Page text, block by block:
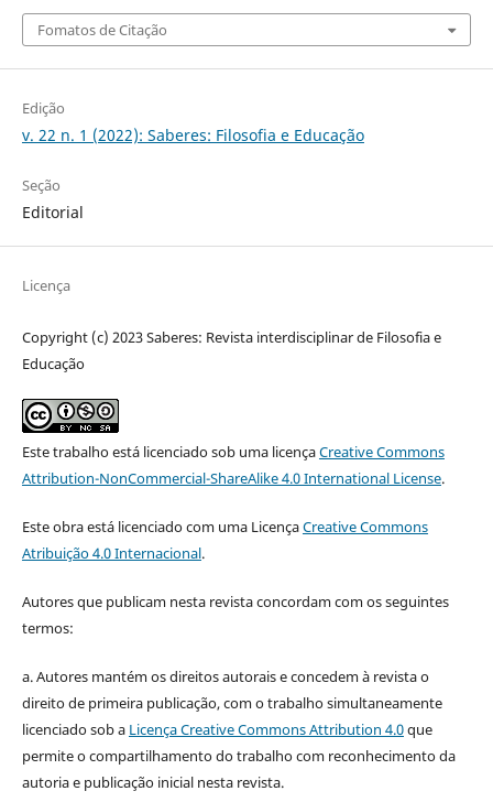
Fomatos de Citação
Edição
v. 22 n. 1 (2022): Saberes: Filosofia e Educação
Seção
Editorial
Licença
Copyright (c) 2023 Saberes: Revista interdisciplinar de Filosofia e
Educação
Este trabalho está licenciado sob uma licençaCreative Commons
Attribution-NonCommercial-ShareAlike 4.0 International License.
Este obra está licenciado com uma LicençaCreative Commons
Atribuição 4.0 Internacional.
Autores que publicam nesta revista concordam com os seguintes
termos:
a. Autores mantém os direitos autorais e concedem à revista o
direito de primeira publicação, com o trabalho simultaneamente
licenciado sob a Licença Creative Commons Attribution 4.0que
permite o compartilhamento do trabalho com reconhecimento da
autoria e publicação inicial nesta revista.